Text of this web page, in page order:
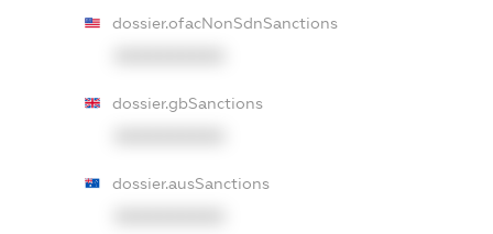
dossier.ofacNonSdnSanctions
dossier.gbSanctions
dossier.ausSanctions